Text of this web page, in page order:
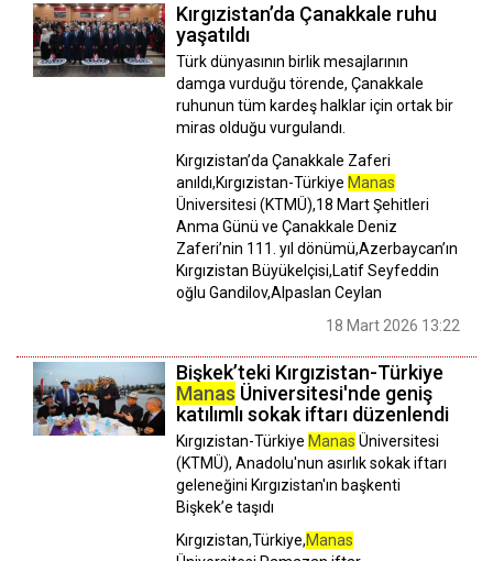
Kırgızistan’da Çanakkale ruhu
yaşatıldı
Türk dünyasının birlik mesajlarının
damga vurduğu törende, Çanakkale
ruhunun tüm kardeş halklar için ortak bir
miras olduğu vurgulandı.
Kırgızistan’da Çanakkale Zaferi
anıldı,Kırgızistan-Türkiye Manas
Üniversitesi (KTMÜ),18 Mart Şehitleri
Anma Günü ve Çanakkale Deniz
Zaferi’nin 111. yıl dönümü,Azerbaycan’ın
Kırgızistan Büyükelçisi,Latif Seyfeddin
oğlu Gandilov,Alpaslan Ceylan
18 Mart 2026 13:22
Bişkek’teki Kırgızistan-Türkiye
Manas Üniversitesi'nde geniş
katılımlı sokak iftarı düzenlendi
Kırgızistan-Türkiye Manas Üniversitesi
(KTMÜ), Anadolu'nun asırlık sokak iftarı
geleneğini Kırgızistan'ın başkenti
Bişkek’e taşıdı
Kırgızistan,Türkiye,Manas